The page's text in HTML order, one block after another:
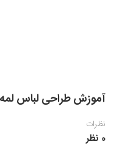
آموزش طراحی لباس
نظرات
0 نظر